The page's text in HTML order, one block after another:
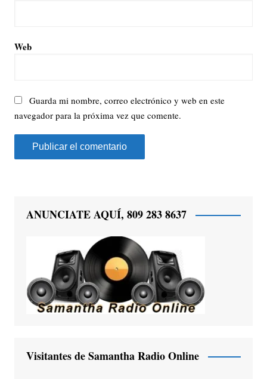
Web
Guarda mi nombre, correo electrónico y web en este
navegador para la próxima vez que comente.
ANUNCIATE AQUÍ, 809 283 8637
Visitantes de Samantha Radio Online